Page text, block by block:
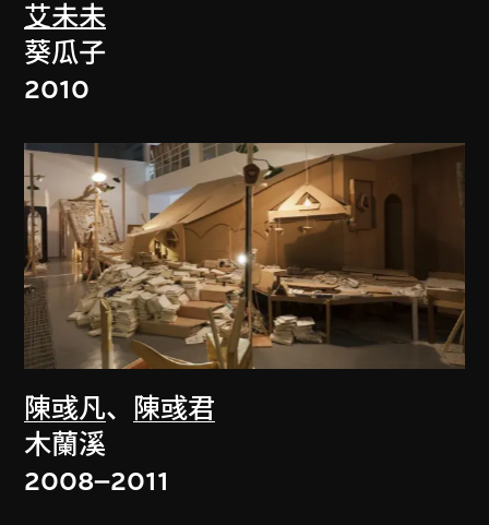
艾未未
葵瓜子
2010
陳彧凡、
陳彧君
木蘭溪
2008–2011